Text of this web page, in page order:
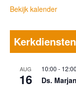
Bekijk kalender
Kerkdiensten
AUG
16
10:00 - 12:00
Ds.